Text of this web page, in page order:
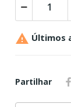
 Últimos
Partilhar